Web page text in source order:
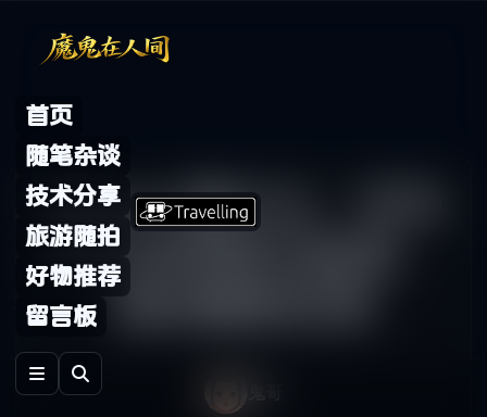
首页
随笔杂谈
技术分享
旅游随拍
好物推荐
留言板
Manus 是什么：它为
什么会突然火起来，
适合哪些任务